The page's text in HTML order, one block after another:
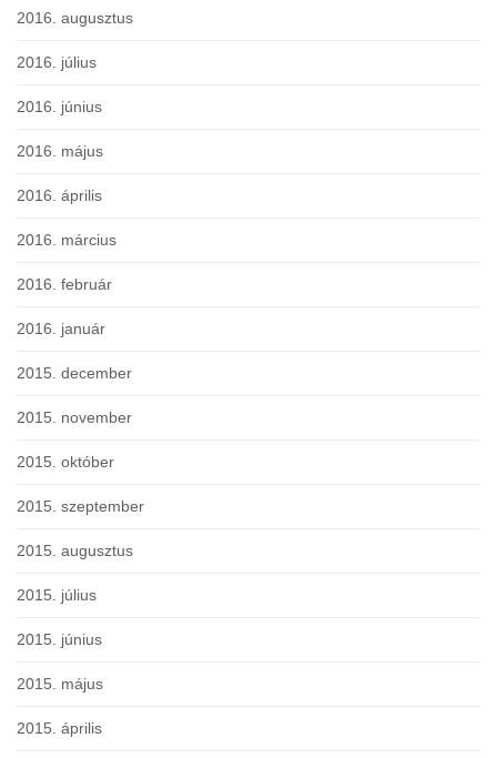
2016. augusztus
2016. július
2016. június
2016. május
2016. április
2016. március
2016. február
2016. január
2015. december
2015. november
2015. október
2015. szeptember
2015. augusztus
2015. július
2015. június
2015. május
2015. április